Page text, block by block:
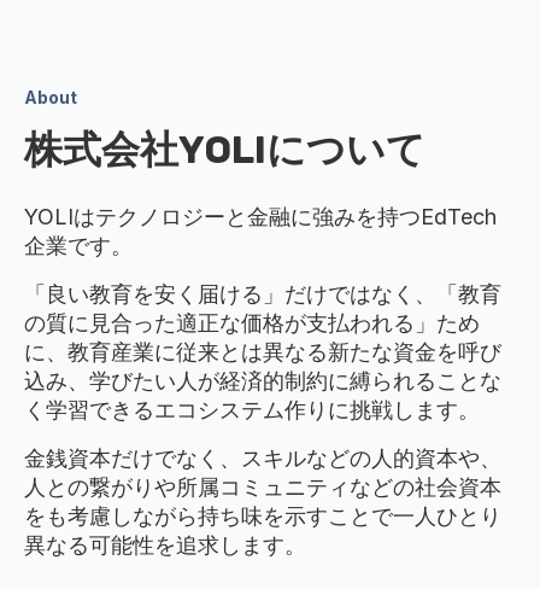
About
株式会社YOLIについて
YOLIはテクノロジーと金融に強みを持つEdTech
企業です。
「良い教育を安く届ける」だけではなく、「教育
の質に見合った適正な価格が支払われる」ため
に、教育産業に従来とは異なる新たな資金を呼び
込み、学びたい人が経済的制約に縛られることな
く学習できるエコシステム作りに挑戦します。
金銭資本だけでなく、スキルなどの人的資本や、
人との繋がりや所属コミュニティなどの社会資本
をも考慮しながら持ち味を示すことで一人ひとり
異なる可能性を追求します。